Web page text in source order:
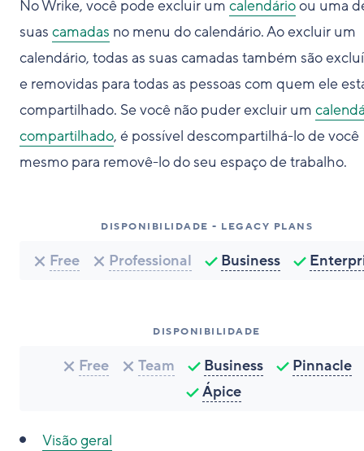
No Wrike, você pode excluir um calendárioou uma
suas camadas no menu do calendário. Ao excluir um
calendário, todas as suas camadas também são
e removidas para todas as pessoas com quem ele
compartilhado. Se você não puder excluir um
compartilhado, é possível descompartilhá-lo de você
mesmo para removê-lo do seu espaço de trabalho.
DISPONIBILIDADE - LEGACY PLANS
Free Professional Business
DISPONIBILIDADE
Free Team Business
Pinnacle
Ápice
Visão geral